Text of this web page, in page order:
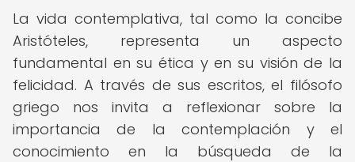
La vida contemplativa, tal como la concibe
Aristóteles, representa un aspecto
fundamental en su ética y en su visión de la
felicidad. A través de sus escritos, el filósofo
griego nos invita a reflexionar sobre la
importancia de la contemplación y el
conocimiento en la búsqueda de la